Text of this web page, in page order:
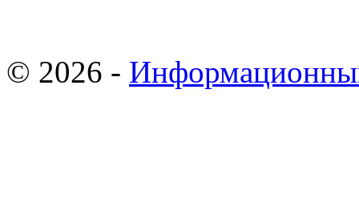
© 2026 -